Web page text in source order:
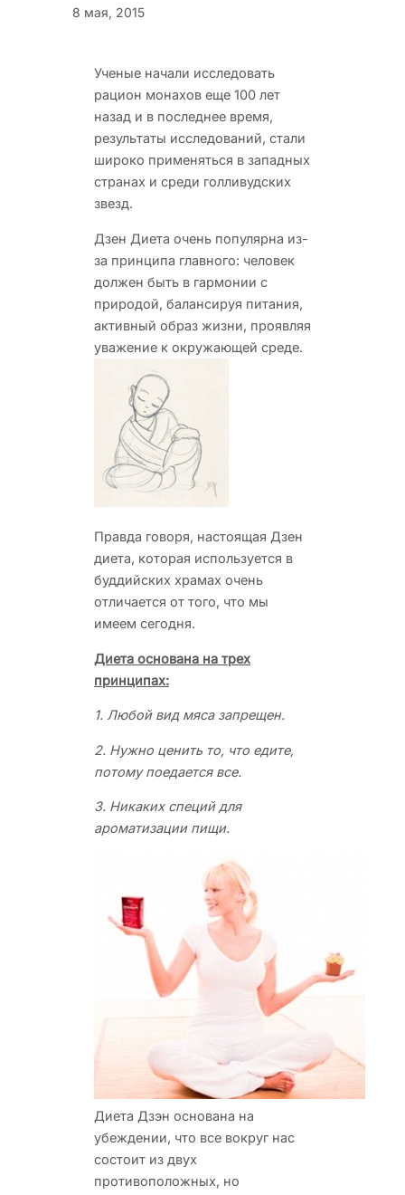
8 мая, 2015
Ученые начали исследовать
рацион монахов еще 100 лет
назад и в последнее время,
результаты исследований, стали
широко применяться в западных
странах и среди голливудских
звезд.
Дзен Диета очень популярна из-
за принципа главного: человек
должен быть в гармонии с
природой, балансируя питания,
активный образ жизни, проявляя
уважение к окружающей среде.
Правда говоря, настоящая Дзен
диета, которая используется в
буддийских храмах очень
отличается от того, что мы
имеем сегодня.
Диета основана на трех
принципах:
1. Любой вид мяса запрещен.
2. Нужно ценить то, что едите,
потому поедается все.
3. Никаких специй для
ароматизации пищи.
Диета Дзэн основана на
убеждении, что все вокруг нас
состоит из двух
противоположных, но